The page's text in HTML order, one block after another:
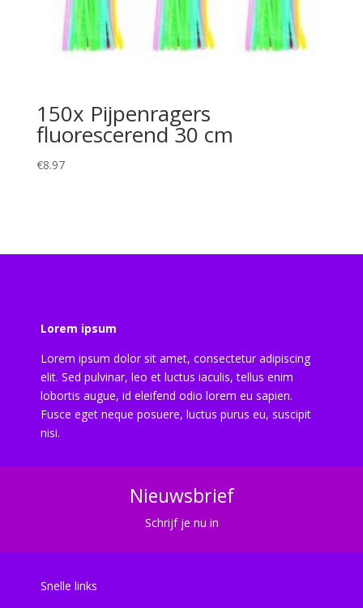
150x Pijpenragers
fluorescerend 30 cm
€8.97
Lorem ipsum
Lorem ipsum dolor sit amet, consectetur adipiscing
elit. Sed pulvinar, leo et luctus iaculis, tellus enim
lobortis augue, id eleifend odio lorem eu sapien.
Fusce eget neque posuere, luctus purus eu, suscipit
nisi.
Nieuwsbrief
Schrijf je nu in
Snelle links